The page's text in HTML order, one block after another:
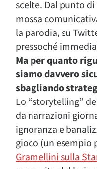
scelte. Dal punto
mossa
la parodia, su
pressoché
Ma per quanto
siamo davvero
sbagliando
Lo “storytelling”
da narrazioni
ignoranza e
gioco (un esempio
Gramellini sulla